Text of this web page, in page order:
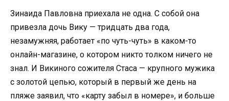
Зинаида Павловна приехала не одна. С собой она
привезла дочь Вику — тридцать два года,
незамужняя, работает «по чуть-чуть» в каком-то
онлайн-магазине, о котором никто толком ничего не
знал. И Викиного сожителя Стаса — крупного мужика
с золотой цепью, который в первый же день на
пляже заявил, что «карту забыл в номере», и больше